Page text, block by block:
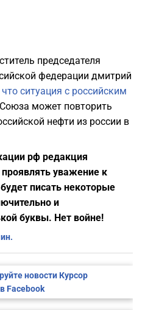
председателя
федерации дмитрий
ситуация с российским
может повторить
нефти из россии в
рф редакция
уважение к
писать некоторые
и
буквы. Нет войне!
новости Курсор
в Facebook